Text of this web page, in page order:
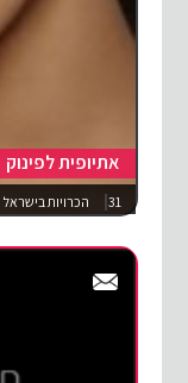
אתיופית לפינוק
31 הכרויות בישראל